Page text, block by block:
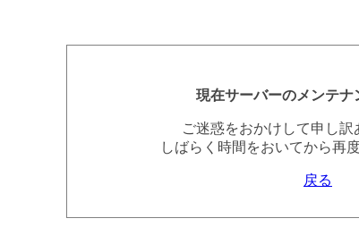
現在サーバーのメンテナ
ご迷惑をおかけして申し訳
しばらく時間をおいてから再
戻る